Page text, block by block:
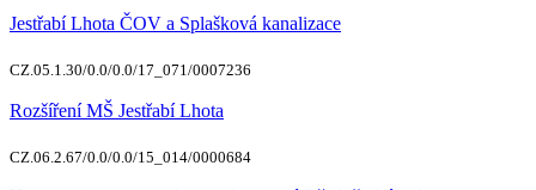
Jestřabí Lhota ČOV a Splašková kanalizace
CZ.05.1.30/0.0/0.0/17_071/0007236
Rozšíření MŠ Jestřabí Lhota
CZ.06.2.67/0.0/0.0/15_014/0000684